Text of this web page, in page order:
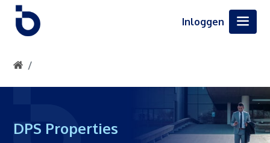
Inloggen
DPS Properties